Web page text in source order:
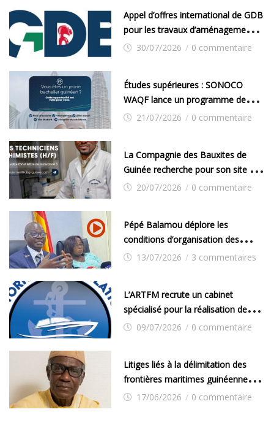
Appel d’offres international de GDB
pour les travaux d’aménagement
de la zone industrielle de FANDJE
30/07/2026 / 0 commentaire
Études supérieures : SONOCO
WAQF lance un programme de
bourses pour la Malaisie
21/07/2026 / 0 commentaire
La Compagnie des Bauxites de
Guinée recherche pour son site de
Kamsar des techniciens chimistes
20/07/2026 / 0 commentaire
Pépé Balamou déplore les
conditions d’organisation des
examens nationaux : « Si ce sont
13/07/2026 / 3 commentaires
L’ARTFM recrute un cabinet
spécialisé pour la réalisation des
études techniques
09/07/2026 / 0 commentaire
Litiges liés à la délimitation des
frontières maritimes guinéennes:
Idrissa Chérif écrit au ministre des
17/06/2026 / 0 commentaire